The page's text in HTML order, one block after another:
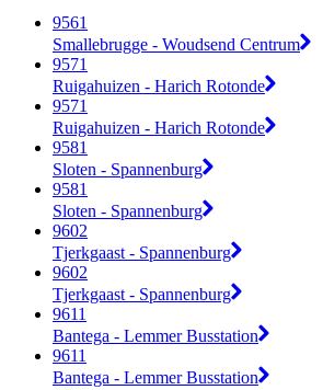
9561
Smallebrugge - Woudsend Centrum
9571
Ruigahuizen - Harich Rotonde
9571
Ruigahuizen - Harich Rotonde
9581
Sloten - Spannenburg
9581
Sloten - Spannenburg
9602
Tjerkgaast - Spannenburg
9602
Tjerkgaast - Spannenburg
9611
Bantega - Lemmer Busstation
9611
Bantega - Lemmer Busstation